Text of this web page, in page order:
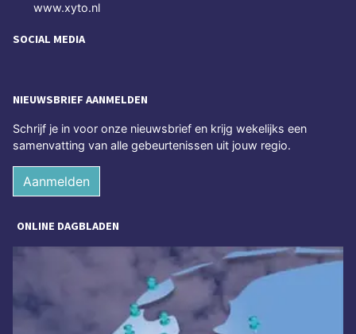
www.xyto.nl
SOCIAL MEDIA
NIEUWSBRIEF AANMELDEN
Schrijf je in voor onze nieuwsbrief en krijg wekelijks een
samenvatting van alle gebeurtenissen uit jouw regio.
Aanmelden
ONLINE DAGBLADEN